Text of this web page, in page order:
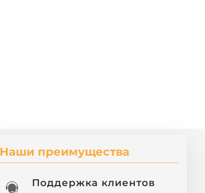
Наши преимущества
Поддержка клиентов